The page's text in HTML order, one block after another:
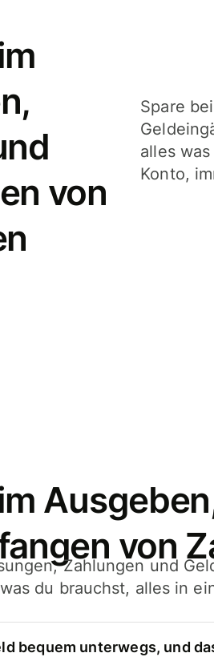
von
Spare
alles
Konto,
von
Zahlungen und
du brauchst, alles in
bequem unterwegs, und